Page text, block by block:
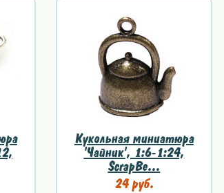
Кукольная миниатюра
'Чайник', 1:6-1:24,
ScrapBe...
24 руб.